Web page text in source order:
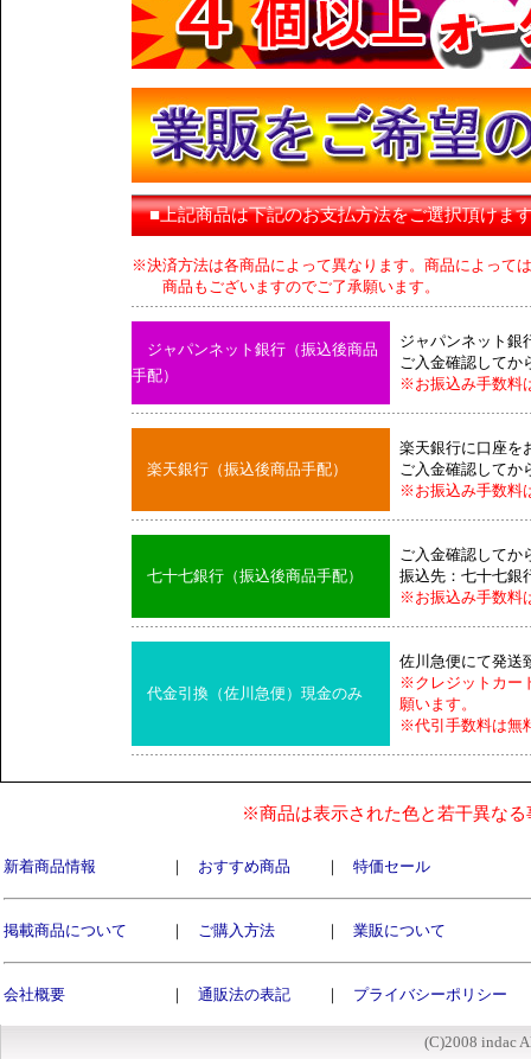
■上記商品は下記のお支払方法をご選択頂けま
※決済方法は各商品によって異なります。商品によって
商品もございますのでご了承願います。
ジャパンネット銀行（振込後商品
手配）
ジャパンネット銀
ご入金確認してか
※お振込み手数料
楽天銀行（振込後商品手配）
楽天銀行に口座を
ご入金確認してか
※お振込み手数料
七十七銀行（振込後商品手配）
ご入金確認してか
振込先：七十七銀
※お振込み手数料
代金引換（佐川急便）現金のみ
佐川急便にて発送
※クレジットカー
願います。
※代引手数料は無
※商品は表示された色と若干異な
新着商品情報 ｜ おすすめ商品 ｜ 特価セール
掲載商品について ｜ ご購入方法 ｜ 業販について
会社概要 ｜ 通販法の表記 ｜ プライバシーポリシー
(C)2008 indac